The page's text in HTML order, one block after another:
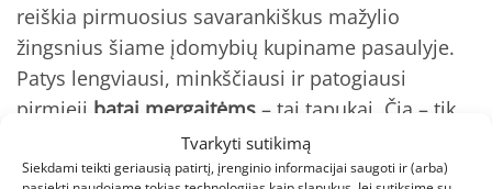
Tvarkyti sutikimą
Siekdami teikti geriausią patirtį, įrenginio informacijai saugoti ir (arba)
reiškia pirmuosius savarankiškus mažylio
žingsnius šiame įdomybių kupiname pasaulyje.
Patys lengviausi, minkščiausi ir patogiausi
pirmieji batai mergaitėms – tai tapukai. Čia – tik
mylimiausi ir geriausiai įvertinti
kūdikiams ir vaikams.